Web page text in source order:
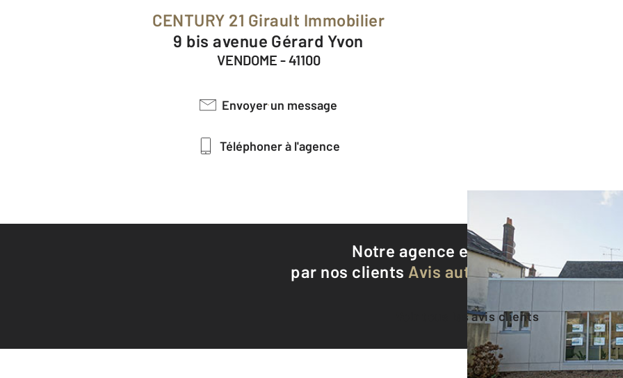
CENTURY 21 Girault Immobilier
9 bis avenue Gérard Yvon
VENDOME - 41100
Envoyer un message
Téléphoner à l'agence
Notre agence est notée
par nos clients Avis authentifiés par
Voir tous les avis clients